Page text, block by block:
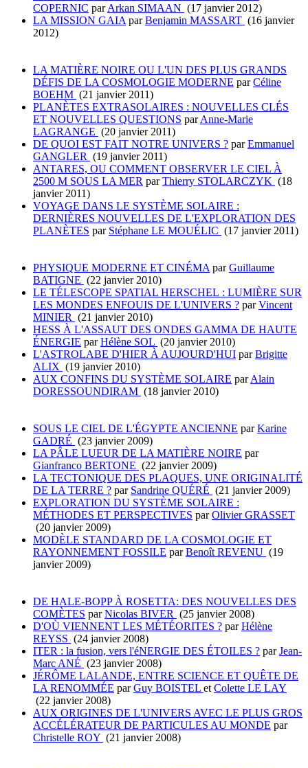
COPERNIC parArkan SIMAAN (17 janvier 2012)
LA MISSION GAIAparBenjamin MASSART (16 janvier
2012)
LA MATIÈRE NOIRE OU L'UN DES PLUS GRANDS
DÉFIS DE LA COSMOLOGIE MODERNE parCéline
BOEHM (21 janvier 2011)
PLANÈTES EXTRASOLAIRES : NOUVELLES CLÉS
ET NOUVELLES QUESTIONS parAnne-Marie
LAGRANGE (20 janvier 2011)
DE QUOI EST FAIT NOTRE UNIVERS ? parEmmanuel
GANGLER (19 janvier 2011)
ANTARES, OU COMMENT OBSERVER LE CIEL À
2500 M SOUS LA MER parThierry STOLARCZYK (18
janvier 2011)
VOYAGE DANS LE SYSTÈME SOLAIRE :
DERNIÈRES NOUVELLES DE L'EXPLORATION DES
PLANÈTES par Stéphane LE MOUÉLIC (17 janvier 2011)
PHYSIQUE MODERNE ET CINÉMAparGuillaume
BATIGNE (22 janvier 2010)
LE TÉLESCOPE SPATIAL HERSCHEL : LUMIÈRE SUR
LES MONDES ENFOUIS DE L'UNIVERS ? parVincent
MINIER (21 janvier 2010)
HESS À L'ASSAUT DES ONDES GAMMA DE HAUTE
ÉNERGIE parHélène SOL (20 janvier 2010)
L'ASTROLABE D'HIER À AUJOURD'HUI parBrigitte
ALIX (19 janvier 2010)
AUX CONFINS DU SYSTÈME SOLAIRE parAlain
DORESSOUNDIRAM (18 janvier 2010)
SOUS LE CIEL DE L'ÉGYPTE ANCIENNE parKarine
GADRÉ (23 janvier 2009)
LA PÂLE LUEUR DE LA MATIÈRE NOIRE par
Gianfranco BERTONE (22 janvier 2009)
LA TECTONIQUE DES PLAQUES, UNE ORIGINALITÉ
DE LA TERRE ? par Sandrine QUÉRÉ (21 janvier 2009)
EXPLORATION DU SYSTÈME SOLAIRE :
MÉTHODES ET PERSPECTIVES parOlivier GRASSET
(20 janvier 2009)
MODÈLE STANDARD DE LA COSMOLOGIE ET
RAYONNEMENT FOSSILE parBenoît REVENU (19
janvier 2009)
DE HALE-BOPP À ROSETTA: DES NOUVELLES DES
COMÈTES parNicolas BIVER (25 janvier 2008)
D'OÙ VIENNENT LES MÉTÉORITES ? parHélène
REYSS (24 janvier 2008)
ITER : la fusion, vers l'éNERGIE DES ÉTOILES ? parJean-
Marc ANÉ (23 janvier 2008)
JÉRÔME LALANDE, ENTRE SCIENCE ET QUÊTE DE
LA RENOMMÉE parGuy BOISTEL etColette LE LAY
(22 janvier 2008)
AUX ORIGINES DE L'UNIVERS AVEC LE PLUS GROS
ACCÉLÉRATEUR DE PARTICULES AU MONDE par
Christelle ROY (21 janvier 2008)